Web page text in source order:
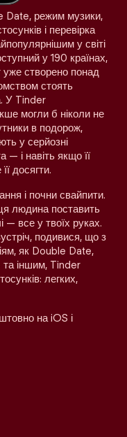
Date, режим музики,
і перевірка
у світі
у 190 країнах,
уже створено понад
стоять
У Tinder
могли б ніколи не
в подорож,
у серйозні
і навіть якщо її
досягти.
і почни свайпити.
людина поставить
— все у твоїх руках.
подивися, що з
як Double Date,
іншим, Tinder
легких,
на iOS і